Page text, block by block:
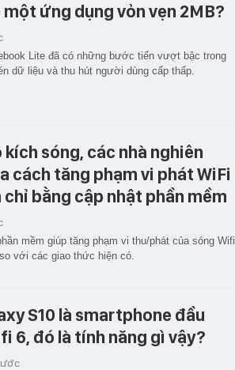
ứng dụng vỏn vẹn 2MB?
Lite đã có những bước tiến vượt bậc trong
dữ liệu và thu hút người dùng cấp thấp.
kích sóng, các nhà nghiên
cách tăng phạm vi phát WiFi
bằng cập nhật phần mềm
mềm giúp tăng phạm vi thu/phát của sóng Wifi
với các giao thức hiện có.
S10 là smartphone đầu
6, đó là tính năng gì vậy?